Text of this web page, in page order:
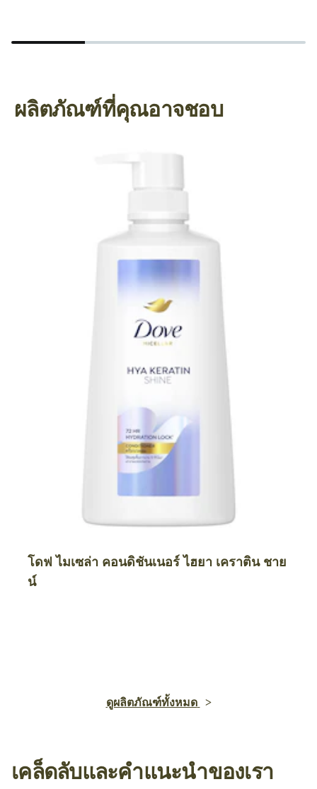
ผลิตภัณฑ์ที่คุณอาจชอบ
โดฟ ไมเซล่า คอนดิชันเนอร์ ไฮยา เคราติน ชาย
น์
ดูผลิตภัณฑ์ทั้งหมด
เคล็ดลับและคำแนะนำของเรา